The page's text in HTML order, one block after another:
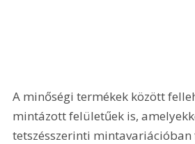
A minőségi termékek között
mintázott felületűek is,
tetszésszerinti mintavariációban